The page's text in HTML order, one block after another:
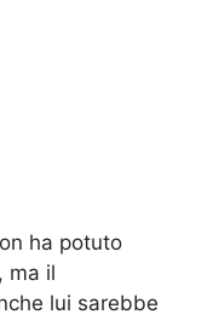
ha potuto
ma il
lui sarebbe